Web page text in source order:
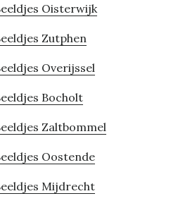
Oisterwijk
Zutphen
Overijssel
Bocholt
Zaltbommel
Oostende
Mijdrecht